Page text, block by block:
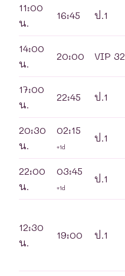
11:00
น.
16:45 ป.1
14:00
น.
20:00 VIP 32
17:00
น.
22:45 ป.1
20:30
น.
02:15
+1d
ป.1
22:00
น.
03:45
+1d
ป.1
12:30
น.
19:00 ป.1